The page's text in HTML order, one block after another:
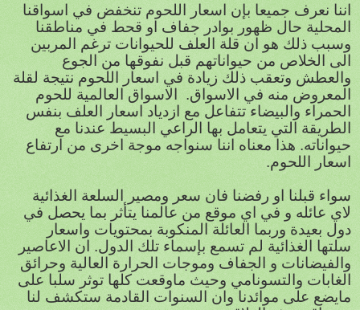
اننا نعرف جميعا بإن اسعار اللحوم تنخفض في اسواقنا
المحلية حال ظهور بوادر جفاف او قحط في مناطقنا
وسبب ذلك هو ان قلة العلف للحيوانات ترغم المربين
الى الخلاص من حيواناتهم قبل نفوقها من الجوع
والعطش وتعقب ذلك زيادة في اسعار اللحوم نتيجة لقلة
المعروض منه في الاسواق. الاسواق العالمية للحوم
الحمراء والبيضاء تتفاعل مع ازدياد اسعار العلف بنفس
الطريقة التي يتعامل بها الراعي البسيط عندنا مع
حيواناته. هذا معناه اننا سنواجه موجة اخرى من ارتفاع
اسعار اللحوم.
سواء قبلنا او رفضنا فان سعر ومصير السلعة الغذائية
لاي عائله و في اي موقع من عالمنا يتأثر بما يحصل في
دول بعيدة وربما العائلة المنكوبة بمحتويات واسعار
سلتها الغذائية لم تسمع بإسماء تلك الدول. ان الاعاصير
والفيضانات و الجفاف وموجات الحرارة العالية وحرائق
الغابات والتسونامي وحيث ماوقعت كلها توثر سلبا على
مايضع على موائدنا وان السنوات القادمة ستكشف لنا